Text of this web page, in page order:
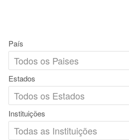
País
Estados
Instituições